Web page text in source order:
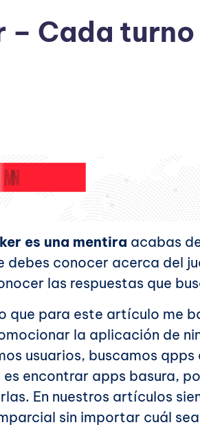
– Cada
es una mentira acabas
conocer acerca del
las respuestas que
que para este artículo me
la aplicación de
usuarios, buscamos qpps
encontrar apps basura,
En nuestros artículos
sin importar cuál